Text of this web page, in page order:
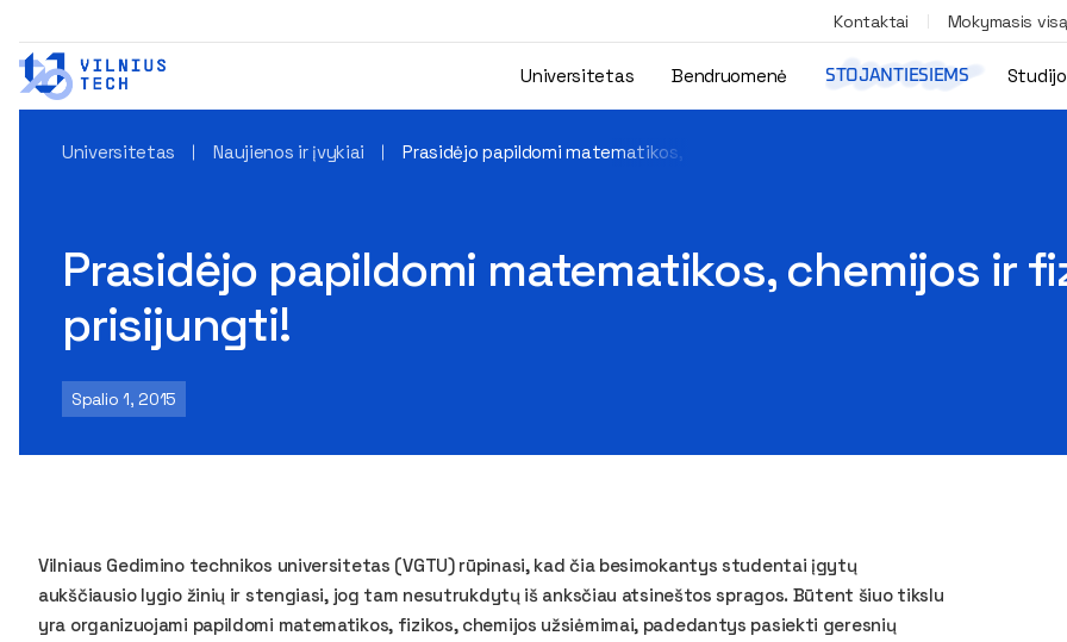
Kontaktai Mokymasis
Universitetas Bendruomenė STOJANTIESIEMS
Universitetas Naujienos ir įvykiai Prasidėjo papildomi matematikos, chemijos ir fizikos kursai – dar gali prisijungti!
Prasidėjo papildomi matematikos, chemijos ir
prisijungti!
Spalio 1, 2015
Vilniaus Gedimino technikos universitetas (VGTU) rūpinasi, kad čia besimokantys studentai įgytų
aukščiausio lygio žinių ir stengiasi, jog tam nesutrukdytų iš anksčiau atsineštos spragos. Būtent šiuo tikslu
yra organizuojami papildomi matematikos, fizikos, chemijos užsiėmimai, padedantys pasiekti geresnių